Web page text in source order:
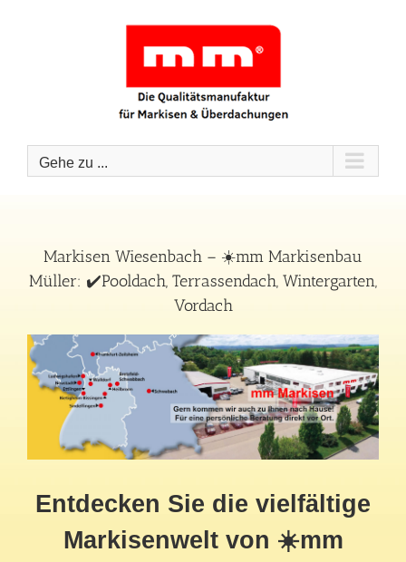
Gehe zu ...
Markisen Wiesenbach – ☀️mm Markisenbau
Müller: ✔️Pooldach, Terrassendach, Wintergarten,
Vordach
Entdecken Sie die vielfältige
Markisenwelt von ☀️mm